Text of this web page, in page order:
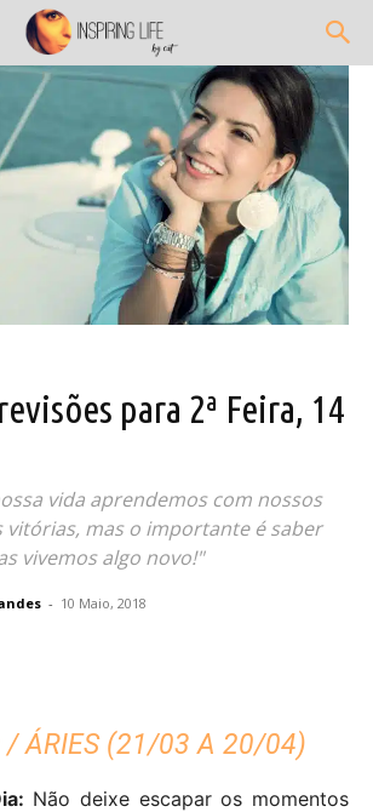
para 2ª Feira, 14
vida aprendemos com nossos
vitórias, mas o importante é saber
vivemos algo novo!"
- 10 Maio, 2018
/ ÁRIES (21/03 A 20/04)
Não deixe escapar os momentos